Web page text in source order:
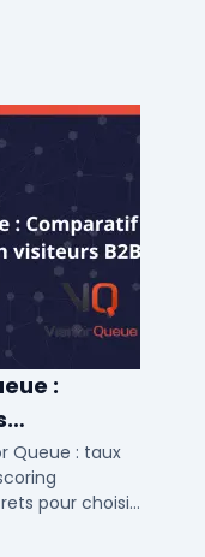
:
B2B
Queue : taux
pour choisir
en PME et